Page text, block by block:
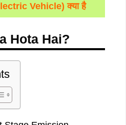
Vehicle) क्या है
Hota Hai?